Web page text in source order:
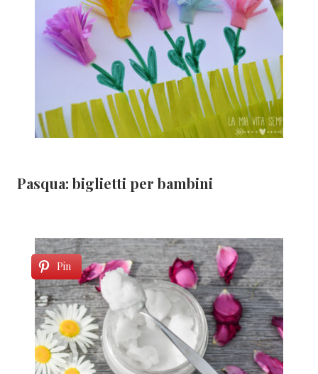
Pasqua: biglietti per bambini
Pin